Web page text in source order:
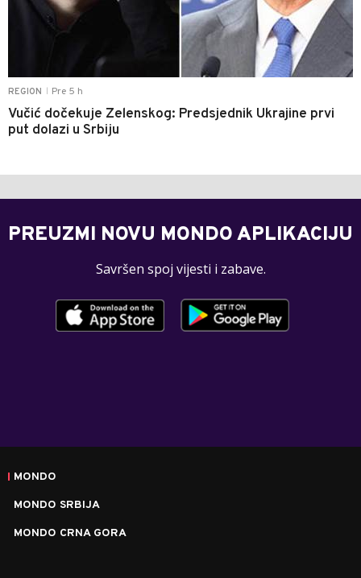
REGION Pre 5 h
Vučić dočekuje Zelenskog: Predsjednik Ukrajine prvi
put dolazi u Srbiju
PREUZMI NOVU MONDO APLIKACIJU
Savršen spoj vijesti i zabave.
MONDO
MONDO SRBIJA
MONDO CRNA GORA